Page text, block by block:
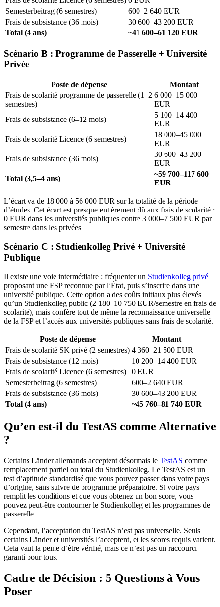
Semesterbeitrag (6 semestres)
600–2 640 EUR
Frais de subsistance (36 mois)
30 600–43 200 EUR
Total (4 ans)
~41 600–61 120 EUR
Scénario B : Programme de Passerelle + Université
Privée
Poste de dépense
Montant
Frais de scolarité programme de passerelle (1–2
semestres)
6 000–15 000
EUR
Frais de subsistance (6–12 mois)
5 100–14 400
EUR
Frais de scolarité Licence (6 semestres)
18 000–45 000
EUR
Frais de subsistance (36 mois)
30 600–43 200
EUR
Total (3,5–4 ans)
~59 700–117 600
EUR
L’écart va de 18 000 à 56 000 EUR sur la totalité de la période
d’études. Cet écart est presque entièrement dû aux frais de scolarité :
0 EUR dans les universités publiques contre 3 000–7 500 EUR par
semestre dans les privées.
Scénario C : Studienkolleg Privé + Université
Publique
Il existe une voie intermédiaire : fréquenter un Studienkolleg privé
proposant une FSP reconnue par l’État, puis s’inscrire dans une
université publique. Cette option a des coûts initiaux plus élevés
qu’un Studienkolleg public (2 180–10 750 EUR/semestre en frais de
scolarité), mais confère tout de même la reconnaissance universelle
de la FSP et l’accès aux universités publiques sans frais de scolarité.
Poste de dépense
Montant
Frais de scolarité SK privé (2 semestres) 4 360–21 500 EUR
Frais de subsistance (12 mois)
10 200–14 400 EUR
Frais de scolarité Licence (6 semestres)
0 EUR
Semesterbeitrag (6 semestres)
600–2 640 EUR
Frais de subsistance (36 mois)
30 600–43 200 EUR
Total (4 ans)
~45 760–81 740 EUR
Qu’en est-il du TestAS comme Alternative
?
Certains Länder allemands acceptent désormais le TestAS comme
remplacement partiel ou total du Studienkolleg. Le TestAS est un
test d’aptitude standardisé que vous pouvez passer dans votre pays
d’origine, sans suivre de programme préparatoire. Si votre pays
remplit les conditions et que vous obtenez un bon score, vous
pouvez peut-être contourner le Studienkolleg et les programmes de
passerelle.
Cependant, l’acceptation du TestAS n’est pas universelle. Seuls
certains Länder et universités l’acceptent, et les scores requis varient.
Cela vaut la peine d’être vérifié, mais ce n’est pas un raccourci
garanti pour tous.
Cadre de Décision : 5 Questions à Vous
Poser